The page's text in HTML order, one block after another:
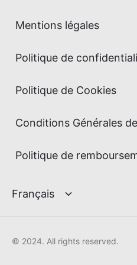
Mentions légales
Politique de
Politique de Cookies
Conditions Générales
Politique de
© 2024. All rights reserved.